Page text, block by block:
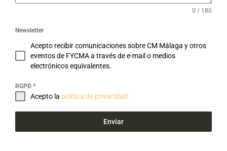
0 / 180
Newsletter
Acepto recibir comunicaciones sobre CM Málaga y otros
eventos de FYCMA a través de e-mail o medios
electrónicos equivalentes.
RGPD *
Acepto la política de privacidad
Enviar